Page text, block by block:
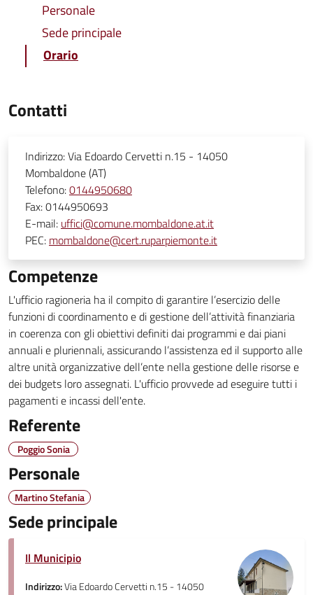
Personale
Sede principale
Orario
Contatti
Indirizzo:Via Edoardo Cervetti n.15 - 14050
Mombaldone (AT)
Telefono:0144950680
Fax:0144950693
E-mail: uffici@comune.mombaldone.at.it
PEC: mombaldone@cert.ruparpiemonte.it
Competenze
L'ufficio ragioneria ha il compito di garantire l’esercizio delle
funzioni di coordinamento e di gestione dell’attività finanziaria
in coerenza con gli obiettivi definiti dai programmi e dai piani
annuali e pluriennali, assicurando l’assistenza ed il supporto alle
altre unità organizzative dell’ente nella gestione delle risorse e
dei budgets loro assegnati. L'ufficio provvede ad eseguire tutti i
pagamenti e incassi dell'ente.
Referente
Poggio Sonia
Personale
Martino Stefania
Sede principale
Il Municipio
Indirizzo:Via Edoardo Cervetti n.15 - 14050